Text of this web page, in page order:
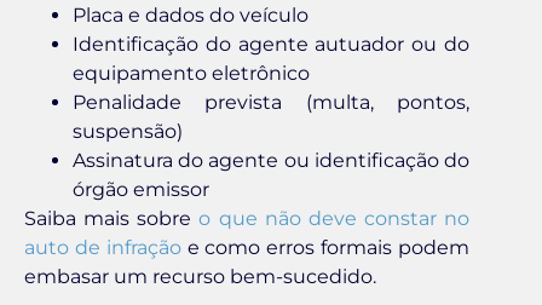
Placa e dados do veículo
Identificação do agente autuador ou do
equipamento eletrônico
Penalidade prevista (multa, pontos,
suspensão)
Assinatura do agente ou identificação do
órgão emissor
Saiba mais sobreo que não deve constar no
auto de infraçãoe como erros formais podem
embasar um recurso bem-sucedido.